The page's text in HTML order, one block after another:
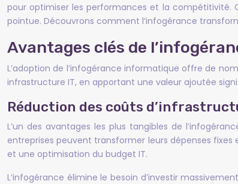
pour optimiser les performances et la
pointue. Découvrons comment l’infogérance
Avantages clés de
L’adoption de l’infogérance informatique offre de
infrastructure IT, en apportant une valeur ajoutée
Réduction des coûts
L’un des avantages les plus tangibles de
entreprises peuvent transformer leurs dépenses
et une optimisation du budget IT.
L’infogérance élimine le besoin d’investir